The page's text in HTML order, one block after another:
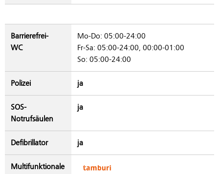
Barrierefrei-
WC
Mo-Do: 05:00-24:00
Fr-Sa: 05:00-24:00, 00:00-01:00
So: 05:00-24:00
Polizei ja
SOS-
Notrufsäulen
ja
Defibrillator ja
Multifunktionale